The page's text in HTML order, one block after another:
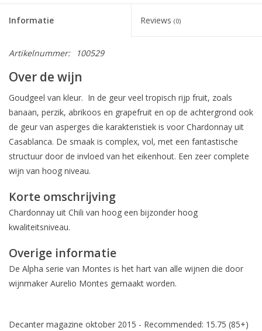
Informatie Reviews (0)
Artikelnummer: 100529
Over de wijn
Goudgeel van kleur. In de geur veel tropisch rijp fruit, zoals
banaan, perzik, abrikoos en grapefruit en op de achtergrond ook
de geur van asperges die karakteristiek is voor Chardonnay uit
Casablanca. De smaak is complex, vol, met een fantastische
structuur door de invloed van het eikenhout. Een zeer complete
wijn van hoog niveau.
Korte omschrijving
Chardonnay uit Chili van hoog een bijzonder hoog
kwaliteitsniveau.
Overige informatie
De Alpha serie van Montes is het hart van alle wijnen die door
wijnmaker Aurelio Montes gemaakt worden.
Decanter magazine oktober 2015 - Recommended: 15.75 (85+)